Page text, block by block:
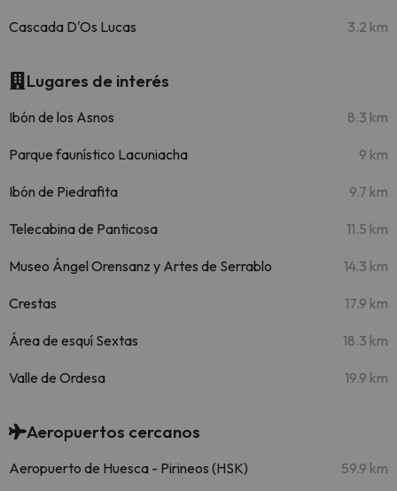
Cascada D'Os Lucas 3.2 km
Lugares de interés
Ibón de los Asnos 8.3 km
Parque faunístico Lacuniacha 9 km
Ibón de Piedrafita 9.7 km
Telecabina de Panticosa 11.5 km
Museo Ángel Orensanz y Artes de Serrablo 14.3 km
Crestas 17.9 km
Área de esquí Sextas 18.3 km
Valle de Ordesa 19.9 km
Aeropuertos cercanos
Aeropuerto de Huesca - Pirineos (HSK) 59.9 km